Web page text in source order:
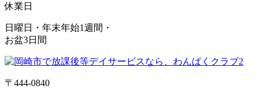
休業日
日曜日・年末年始1週間・
お盆3日間
〒444-0840